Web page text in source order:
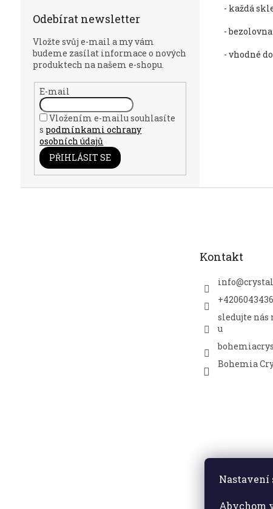
Nastavení
Abychom
Odebírat newsletter
Vložte svůj e-mail a my vám
budeme zasílat informace o nových
produktech na našem e-shopu.
E-mail
Vložením e-mailu souhlasíte
s podmínkami ochrany
osobních údajů
PŘIHLÁSIT SE
- každá
-
- vhodné
Kontakt
info@
sledujte nás
u
Bohemia